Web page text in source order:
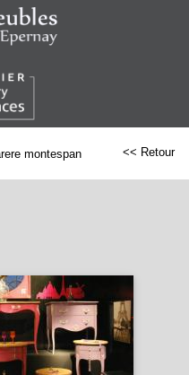
montespan << Retour